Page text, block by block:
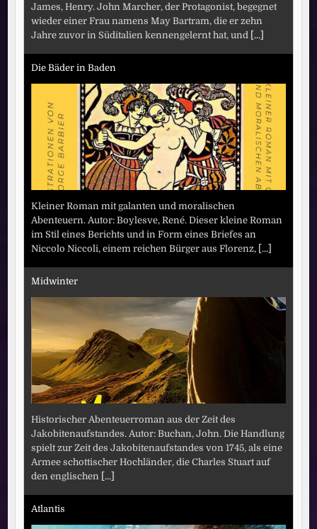
James, Henry. John Marcher, der Protagonist, begegnet
wieder einer Frau namens May Bartram, die er zehn
Jahre zuvor in Süditalien kennengelernt hat, und [...]
Die Bäder in Baden
Kleiner Roman mit galanten und moralischen
Abenteuern. Autor: Boylesve, René. Dieser kleine Roman
im Stil eines Berichts und in Form eines Briefes an
Niccolo Niccoli, einem reichen Bürger aus Florenz, [...]
Midwinter
Historischer Abenteuerroman aus der Zeit des
Jakobitenaufstandes. Autor: Buchan, John. Die Handlung
spielt zur Zeit des Jakobitenaufstandes von 1745, als eine
Armee schottischer Hochländer, die Charles Stuart auf
den englischen [...]
Atlantis